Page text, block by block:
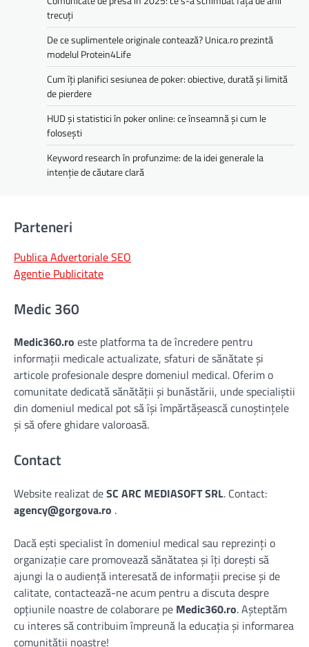
trecuți
De ce suplimentele originale contează? Unica.ro prezintă
modelul Protein4Life
Cum îți planifici sesiunea de poker: obiective, durată și limită
de pierdere
HUD și statistici în poker online: ce înseamnă și cum le
folosești
Keyword research în profunzime: de la idei generale la
intenție de căutare clară
Parteneri
Publica Advertoriale SEO
Agentie Publicitate
Medic 360
Medic360.ro este platforma ta de încredere pentru
informații medicale actualizate, sfaturi de sănătate și
articole profesionale despre domeniul medical. Oferim o
comunitate dedicată sănătății și bunăstării, unde specialiștii
din domeniul medical pot să își împărtășească cunoștințele
și să ofere ghidare valoroasă.
Contact
Website realizat deSC ARC MEDIASOFT SRL. Contact:
agency@gorgova.ro .
Dacă ești specialist în domeniul medical sau reprezinți o
organizație care promovează sănătatea și îți dorești să
ajungi la o audiență interesată de informații precise și de
calitate, contactează-ne acum pentru a discuta despre
opțiunile noastre de colaborare pe Medic360.ro. Așteptăm
cu interes să contribuim împreună la educația și informarea
comunității noastre!